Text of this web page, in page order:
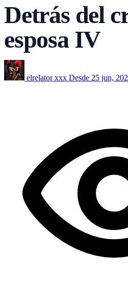
Detrás del
esposa IV
elrelator xxx Desde 25 jun,